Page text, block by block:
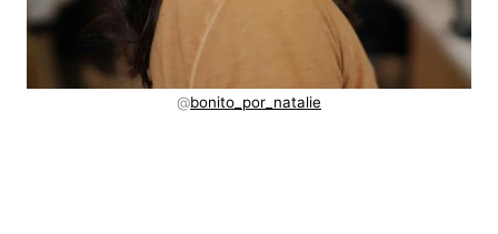
@bonito_por_natalie